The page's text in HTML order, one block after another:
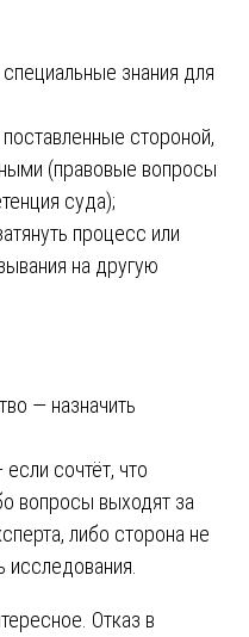
знания для
стороной,
(правовые вопросы
суда);
процесс или
на другую
— назначить
сочтёт, что
вопросы выходят за
либо сторона не
Отказ в